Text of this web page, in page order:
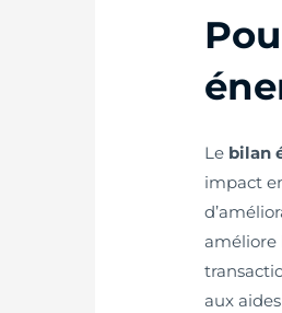
Le bilan
impact
améliore
aux